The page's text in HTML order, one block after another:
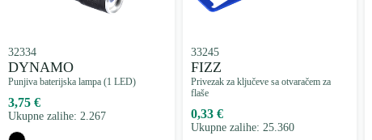
32334
DYNAMO
Punjiva baterijska lampa (1 LED)
3,75 €
Ukupne zalihe: 2.267
33245
FIZZ
Privezak za ključeve sa otvaračem za
flaše
0,33 €
Ukupne zalihe: 25.360